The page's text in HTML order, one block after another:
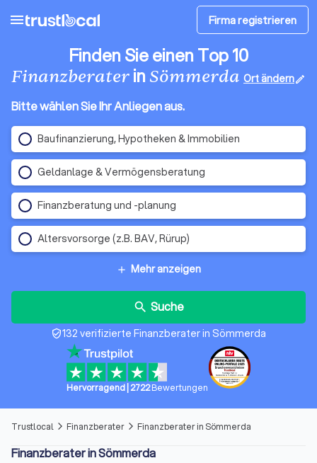
menu Firma registrieren
Finden Sie einen Top 10
Finanzberaterin Sömmerda Ort ändernedit
Bitte wählen Sie Ihr Anliegen aus.
Baufinanzierung, Hypotheken & Immobilien
Geldanlage & Vermögensberatung
Finanzberatung und -planung
Altersvorsorge (z.B. BAV, Rürup)
add Mehr anzeigen
search Suche
verified_user132 verifizierte Finanzberater in Sömmerda
Hervorragend| 2722 Bewertungen
Trustlocal arrow_forward_ios Finanzberater arrow_forward_ios Finanzberater in Sömmerda
Finanzberater in Sömmerda